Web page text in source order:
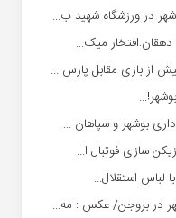
در ورزشگاه شهید ب...
دهقان:افتخار میک...
از بازی مقابل پارس ...
بوشهر و سپاهان ...
سازی فوتبال ا...
لباس استقلال...
در بروجن/ عکس : مه...